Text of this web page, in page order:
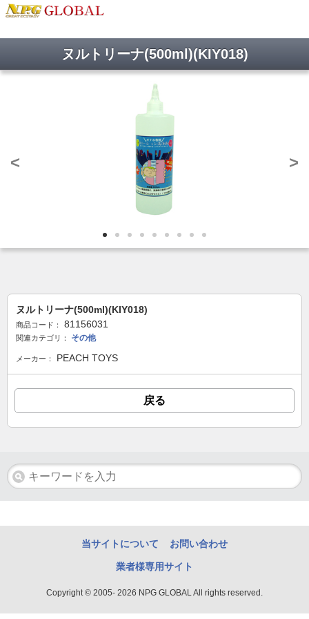
ヌルトリーナ(500ml)(KIY018)
< >
ヌルトリーナ(500ml)(KIY018)
商品コード： 81156031
関連カテゴリ： その他
メーカー： PEACH TOYS
戻る
当サイトについて お問い合わせ
業者様専用サイト
Copyright © 2005- 2026 NPG GLOBAL All rights reserved.